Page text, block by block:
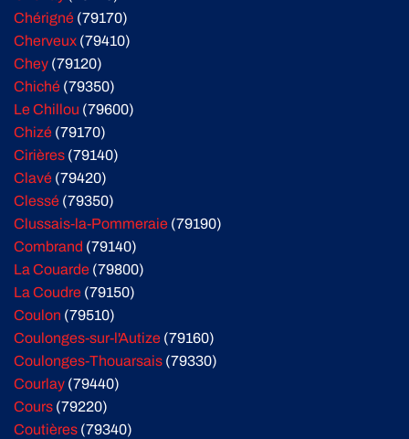
Chérigné (79170)
Cherveux (79410)
Chey (79120)
Chiché (79350)
Le Chillou (79600)
Chizé (79170)
Cirières (79140)
Clavé (79420)
Clessé (79350)
Clussais-la-Pommeraie (79190)
Combrand (79140)
La Couarde (79800)
La Coudre (79150)
Coulon (79510)
Coulonges-sur-l'Autize (79160)
Coulonges-Thouarsais (79330)
Courlay (79440)
Cours (79220)
Coutières (79340)